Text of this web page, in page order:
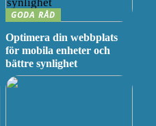
GODA RÅD
Optimera din webbplats
för mobila enheter och
bättre synlighet